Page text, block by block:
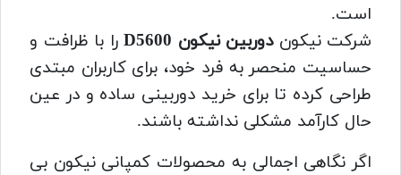
است.
شرکت نیکوندوربین نیکون D5600
را با ظرافت و
حساسیت منحصر به فرد خود، برای کاربران مبتدی
طراحی کرده تا برای خرید دوربینی ساده و در عین
حال کارآمد مشکلی نداشته باشند.
اگر نگاهی اجمالی به محصولات کمپانی نیکون بی